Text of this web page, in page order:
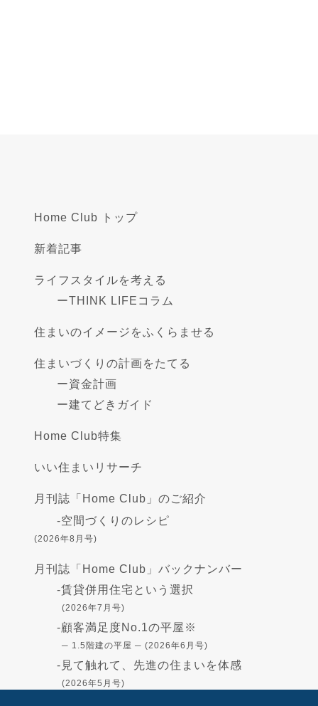
Home Club トップ
新着記事
ライフスタイルを考える
ーTHINK LIFEコラム
住まいのイメージをふくらませる
住まいづくりの計画をたてる
ー資金計画
ー建てどきガイド
Home Club特集
いい住まいリサーチ
月刊誌「Home Club」のご紹介
-空間づくりのレシピ
(2026年8月号)
月刊誌「Home Club」バックナンバー
-賃貸併用住宅という選択
(2026年7月号)
-顧客満足度No.1の平屋※
─ 1.5階建の平屋 ─ (2026年6月号)
- 見て触れて、先進の住まいを体感
(2026年5月号)